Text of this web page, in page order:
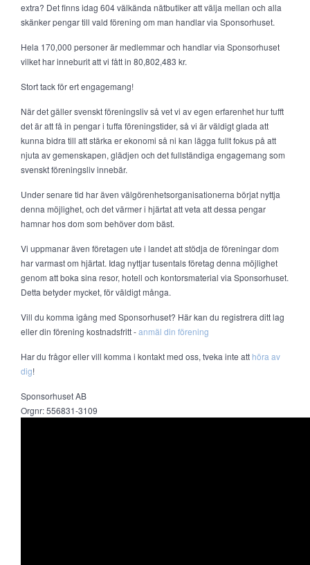
extra? Det finns idag 604 välkända nätbutiker att välja mellan och alla
skänker pengar till vald förening om man handlar via Sponsorhuset.
Hela 170,000 personer är medlemmar och handlar via Sponsorhuset
vilket har inneburit att vi fått in 80,802,483 kr.
Stort tack för ert engagemang!
När det gäller svenskt föreningsliv så vet vi av egen erfarenhet hur tufft
det är att få in pengar i tuffa föreningstider, så vi är väldigt glada att
kunna bidra till att stärka er ekonomi så ni kan lägga fullt fokus på att
njuta av gemenskapen, glädjen och det fullständiga engagemang som
svenskt föreningsliv innebär.
Under senare tid har även välgörenhetsorganisationerna börjat nyttja
denna möjlighet, och det värmer i hjärtat att veta att dessa pengar
hamnar hos dom som behöver dom bäst.
Vi uppmanar även företagen ute i landet att stödja de föreningar dom
har varmast om hjärtat. Idag nyttjar tusentals företag denna möjlighet
genom att boka sina resor, hotell och kontorsmaterial via Sponsorhuset.
Detta betyder mycket, för väldigt många.
Vill du komma igång med Sponsorhuset? Här kan du registrera ditt lag
eller din förening kostnadsfritt -anmäl din förening
Har du frågor eller vill komma i kontakt med oss, tveka inte att höra av
dig!
Sponsorhuset AB
Orgnr: 556831-3109